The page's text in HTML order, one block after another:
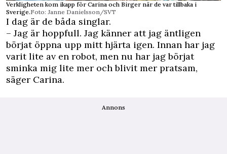
Verkligheten kom ikapp för Carina och Birger när de var tillbaka i
Sverige.Foto: Janne Danielsson/SVT
I dag är de båda singlar.
– Jag är hoppfull. Jag känner att jag äntligen
börjat öppna upp mitt hjärta igen. Innan har jag
varit lite av en robot, men nu har jag börjat
sminka mig lite mer och blivit mer pratsam,
säger Carina.
Annons